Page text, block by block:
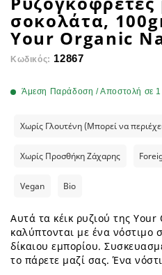
σοκολάτα,
Your Organic
Κωδικός: 12867
Άμεση Παράδοση / Αποστολή σε 1
Χωρίς Γλουτένη (Μπορεί να
Χωρίς Προσθήκη Ζάχαρης
Vegan Bio
Αυτά τα κέικ ρυζιού της
καλύπτονται με ένα
δίκαιου εμπορίου.
το πάρετε μαζί σας. Ένα